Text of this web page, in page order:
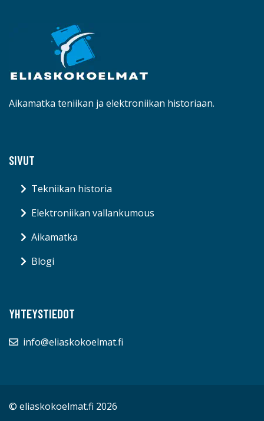
Aikamatka teniikan ja elektroniikan historiaan.
SIVUT
Tekniikan historia
Elektroniikan vallankumous
Aikamatka
Blogi
YHTEYSTIEDOT
info@eliaskokoelmat.fi
© eliaskokoelmat.fi 2026